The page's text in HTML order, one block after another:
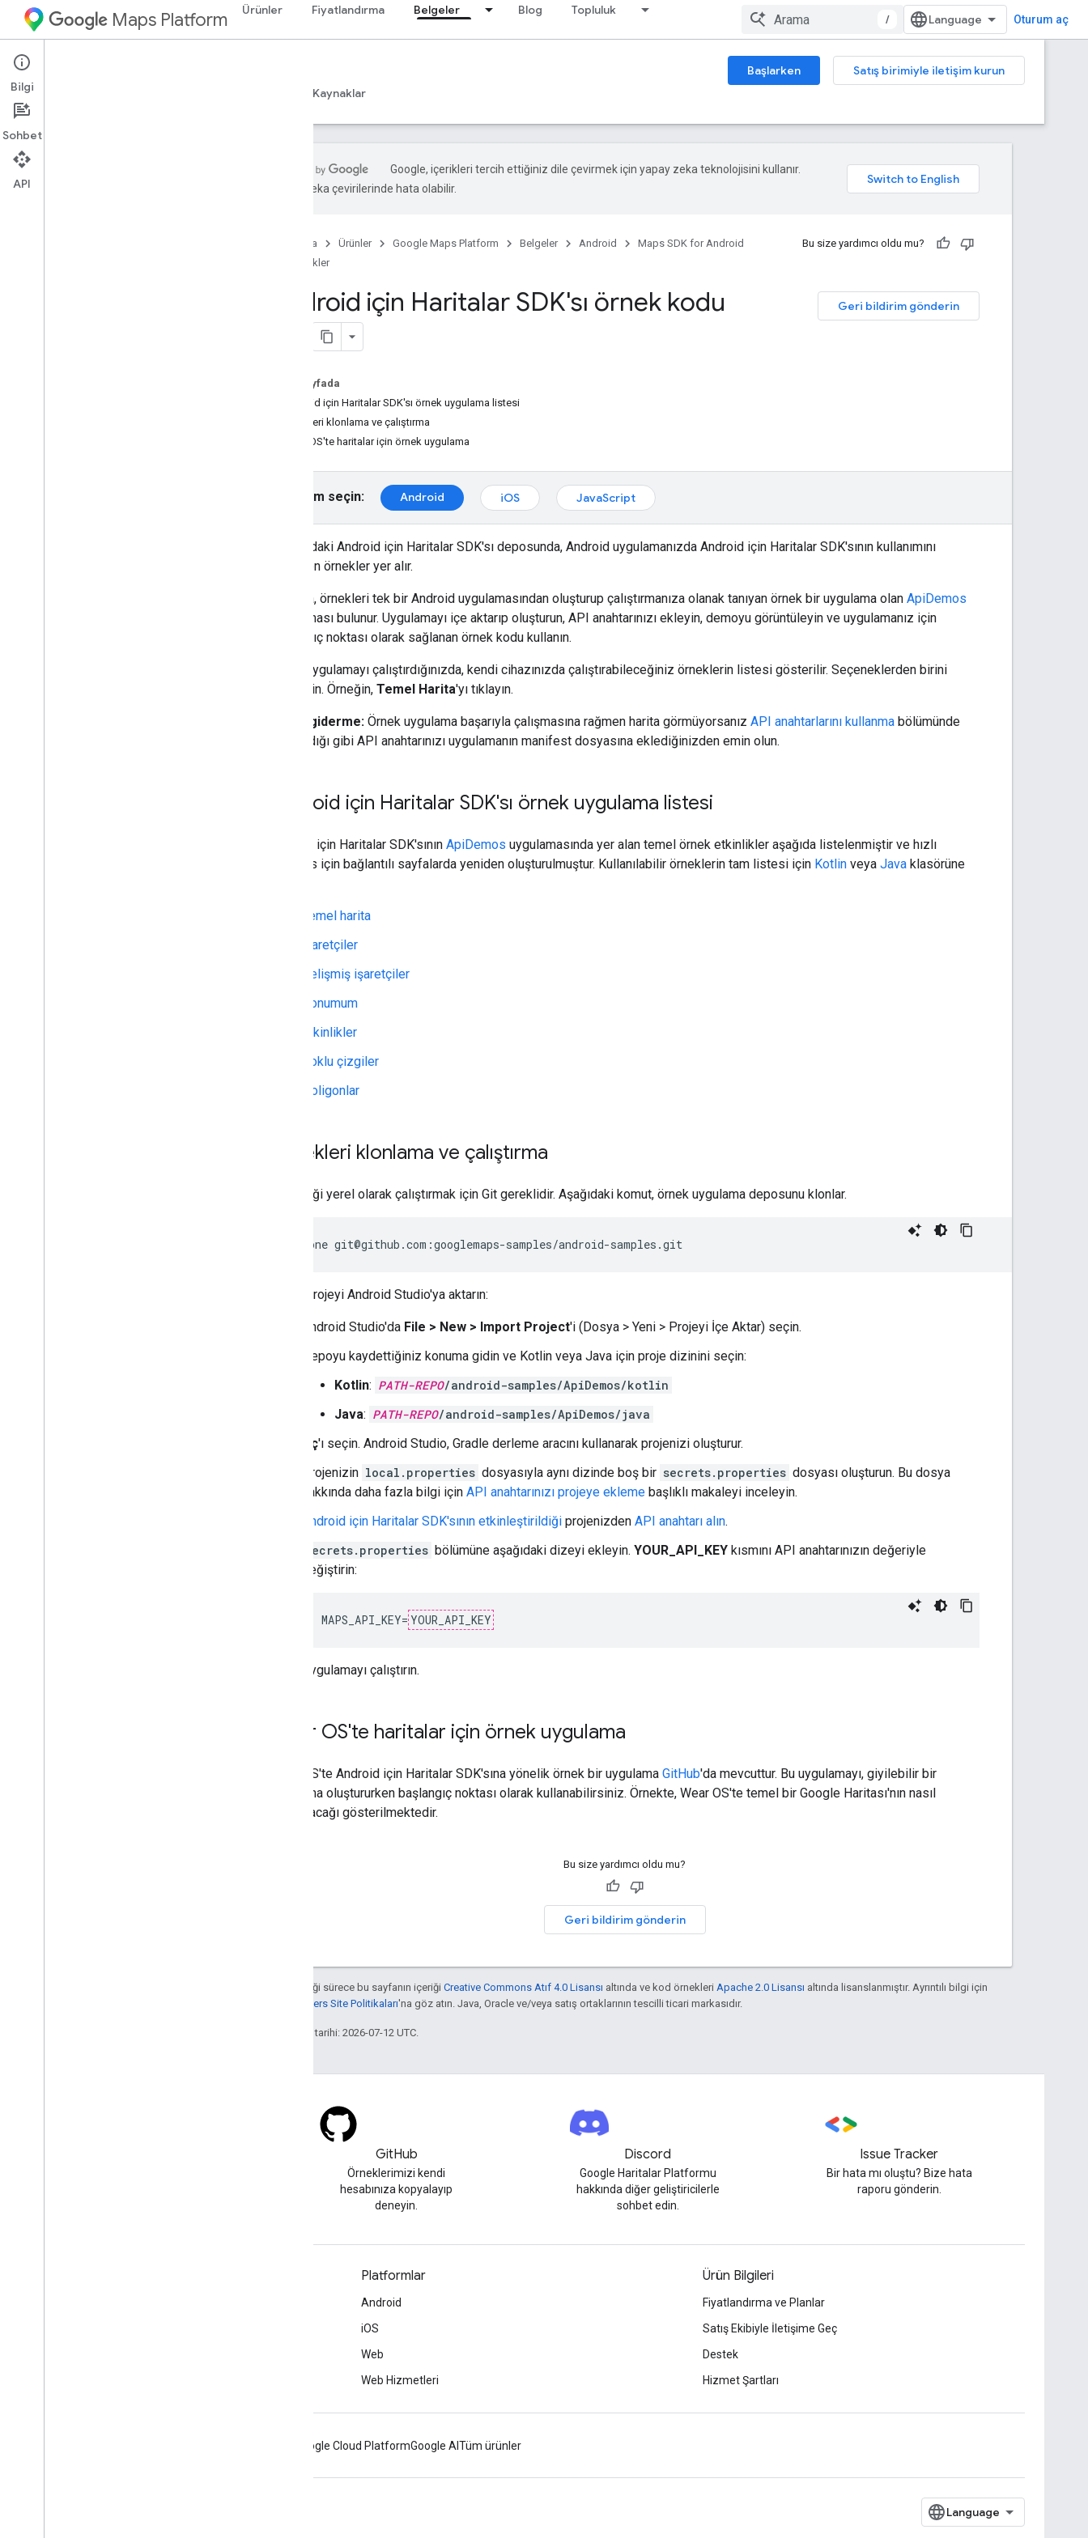
Maps Platform Ürünler Fiyatlandırma Belgeler Blog Topluluk
/ Oturum aç
Android Başlarken
Satış birimiyle iletişim kurun
Rehberler
Kaynaklar
Google, içerikleri tercih ettiğiniz dile çevirmek için yapay zeka teknolojisini kullanır.
Yapay zeka çevirilerinde hata olabilir.
Ana Sayfa Ürünler Google Maps Platform Belgeler Android
Maps SDK for Android
Örnekler
Bu size yardımcı oldu mu?
Geri bildirim gönderin
Android için Haritalar SDK'sı örnek kodu
Bu sayfada
Android için Haritalar SDK'sı örnek uygulama listesi
Örnekleri klonlama ve çalıştırma
Wear OS'te haritalar için örnek uygulama
Platform seçin: Android iOS JavaScript
'daki Android için Haritalar SDK'sı deposunda, Android uygulamanızda Android için Haritalar SDK'sının kullanımını
gösteren örnekler yer alır.
Depoda, örnekleri tek bir Android uygulamasından oluşturup çalıştırmanıza olanak tanıyan örnek bir uygulama olan ApiDemos
uygulaması bulunur. Uygulamayı içe aktarıp oluşturun, API anahtarınızı ekleyin, demoyu görüntüleyin ve uygulamanız için
başlangıç noktası olarak sağlanan örnek kodu kullanın.
Örnek uygulamayı çalıştırdığınızda, kendi cihazınızda çalıştırabileceğiniz örneklerin listesi gösterilir. Seçeneklerden birini
belirleyin. Örneğin, Temel Harita'yı tıklayın.
Sorun giderme: Örnek uygulama başarıyla çalışmasına rağmen harita görmüyorsanız API anahtarlarını kullanma bölümünde
açıklandığı gibi API anahtarınızı uygulamanın manifest dosyasına eklediğinizden emin olun.
Android için Haritalar SDK'sı örnek uygulama listesi
Android için Haritalar SDK'sının ApiDemos uygulamasında yer alan temel örnek etkinlikler aşağıda listelenmiştir ve hızlı
referans için bağlantılı sayfalarda yeniden oluşturulmuştur. Kullanılabilir örneklerin tam listesi için Kotlin veya Java klasörüne
Temel harita
İşaretçiler
Gelişmiş işaretçiler
Konumum
Etkinlikler
Çoklu çizgiler
Poligonlar
Örnekleri klonlama ve çalıştırma
Bu örneği yerel olarak çalıştırmak için Git gereklidir. Aşağıdaki komut, örnek uygulama deposunu klonlar.
git clone git@github.com:googlemaps-samples/android-samples.git
Örnek projeyi Android Studio'ya aktarın:
Android Studio'da File > New > Import Project'i (Dosya > Yeni > Projeyi İçe Aktar) seçin.
Depoyu kaydettiğiniz konuma gidin ve Kotlin veya Java için proje dizinini seçin:
Kotlin: PATH-REPO/android-samples/ApiDemos/kotlin
Java: PATH-REPO/android-samples/ApiDemos/java
Aç'ı seçin. Android Studio, Gradle derleme aracını kullanarak projenizi oluşturur.
Projenizin local.properties dosyasıyla aynı dizinde boş bir secrets.properties dosyası oluşturun. Bu dosya
hakkında daha fazla bilgi için API anahtarınızı projeye ekleme başlıklı makaleyi inceleyin.
Android için Haritalar SDK'sının etkinleştirildiği projenizden API anahtarı alın.
secrets.properties bölümüne aşağıdaki dizeyi ekleyin. YOUR_API_KEY kısmını API anahtarınızın değeriyle
değiştirin:
MAPS_API_KEY= YOUR_API_KEY
Uygulamayı çalıştırın.
Wear OS'te haritalar için örnek uygulama
Wear OS'te Android için Haritalar SDK'sına yönelik örnek bir uygulama GitHub'da mevcuttur. Bu uygulamayı, giyilebilir bir
uygulama oluştururken başlangıç noktası olarak kullanabilirsiniz. Örnekte, Wear OS'te temel bir Google Haritası'nın nasıl
ayarlanacağı gösterilmektedir.
Bu size yardımcı oldu mu?
Geri bildirim gönderin
Aksi belirtilmediği sürece bu sayfanın içeriği Creative Commons Atıf 4.0 Lisansı altında ve kod örnekleri Apache 2.0 Lisansı altında lisanslanmıştır. Ayrıntılı bilgi için
Google Developers Site Politikaları'na göz atın. Java, Oracle ve/veya satış ortaklarının tescilli ticari markasıdır.
Son güncelleme tarihi: 2026-07-12 UTC.
GitHub
Örneklerimizi kendi
hesabınıza kopyalayıp
deneyin.
Discord
Google Haritalar Platformu
hakkında diğer geliştiricilerle
sohbet edin.
Issue Tracker
Bir hata mı oluştu? Bize hata
raporu gönderin.
Platformlar
Android
iOS
Web
Web Hizmetleri
Ürün Bilgileri
Fiyatlandırma ve Planlar
Satış Ekibiyle İletişime Geç
Destek
Hizmet Şartları
Google Cloud PlatformGoogle AI Tüm ürünler
Bilgi
Sohbet
API